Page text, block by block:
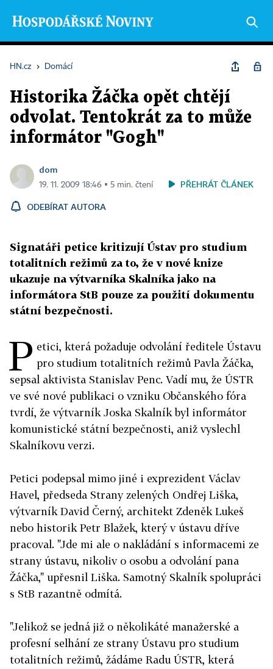
HN.cz › Domácí
Historika Žáčka opět chtějí
odvolat. Tentokrát za to může
informátor "Gogh"
dom
19. 11. 2009 18:46 ▪ 5 min. čtení PŘEHRÁT ČLÁNEK
ODEBÍRAT AUTORA
Signatáři petice kritizují Ústav pro studium
totalitních režimů za to, že v nové knize
ukazuje na výtvarníka Skalníka jako na
informátora StB pouze za použití dokumentu
státní bezpečnosti.
P etici, která požaduje odvolání ředitele Ústavu
pro studium totalitních režimů Pavla Žáčka,
sepsal aktivista Stanislav Penc. Vadí mu, že ÚSTR
ve své nové publikaci o vzniku Občanského fóra
tvrdí, že výtvarník Joska Skalník byl informátor
komunistické státní bezpečnosti, aniž vyslechl
Skalníkovu verzi.
Petici podepsal mimo jiné i exprezident Václav
Havel, předseda Strany zelených Ondřej Liška,
výtvarník David Černý, architekt Zdeněk Lukeš
nebo historik Petr Blažek, který v ústavu dříve
pracoval. "Jde mi ale o nakládání s informacemi ze
strany ústavu, nikoliv o osobu a odvolání pana
Žáčka," upřesnil Liška. Samotný Skalník spolupráci
s StB razantně odmítá.
"Jelikož se jedná již o několikáté manažerské a
profesní selhání ze strany Ústavu pro studium
totalitních režimů, žádáme Radu ÚSTR, která